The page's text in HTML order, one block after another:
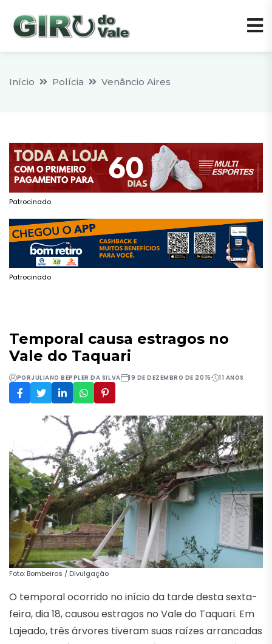
Início Polícia Venâncio Aires
Patrocinado
Patrocinado
Temporal causa estragos no
Vale do Taquari
PORJULIANO BEPPLER DA SILVA 19 DE DEZEMBRO DE 2015 11 ANOS
Foto: Bombeiros / Divulgação
O temporal ocorrido no início da tarde desta sexta-
feira, dia 18, causou estragos no Vale do Taquari. Em
Lajeado, três árvores tiveram suas raízes arrancadas